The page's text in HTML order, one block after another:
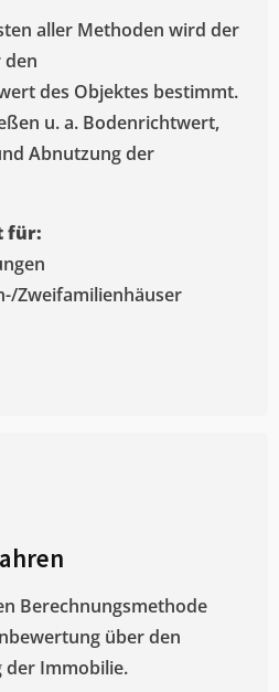
aller Methoden wird der
des Objektes bestimmt.
u. a. Bodenrichtwert,
Abnutzung der
für:
Zweifamilienhäuser
Berechnungsmethode
über den
der Immobilie.